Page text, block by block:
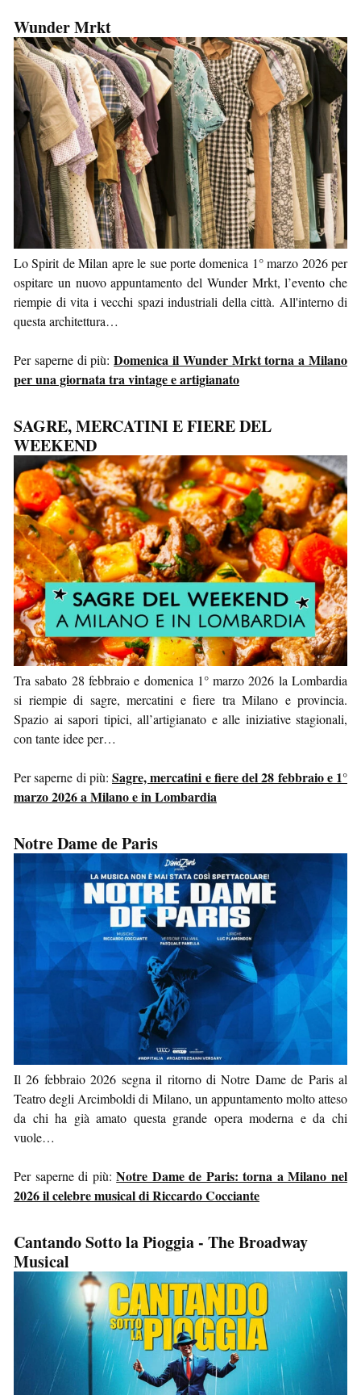
Wunder Mrkt
Lo Spirit de Milan apre le sue porte domenica 1° marzo 2026 per
ospitare un nuovo appuntamento del Wunder Mrkt, l’evento che
riempie di vita i vecchi spazi industriali della città. All'interno di
questa architettura…
Per saperne di più:Domenica il Wunder Mrkt torna a Milano
per una giornata tra vintage e artigianato
SAGRE, MERCATINI E FIERE DEL
WEEKEND
Tra sabato 28 febbraio e domenica 1° marzo 2026 la Lombardia
si riempie di sagre, mercatini e fiere tra Milano e provincia.
Spazio ai sapori tipici, all’artigianato e alle iniziative stagionali,
con tante idee per…
Per saperne di più: Sagre, mercatini e fiere del 28 febbraio e 1°
marzo 2026 a Milano e in Lombardia
Notre Dame de Paris
Il 26 febbraio 2026 segna il ritorno di Notre Dame de Paris al
Teatro degli Arcimboldi di Milano, un appuntamento molto atteso
da chi ha già amato questa grande opera moderna e da chi
vuole…
Per saperne di più:Notre Dame de Paris: torna a Milano nel
2026 il celebre musical di Riccardo Cocciante
Cantando Sotto la Pioggia - The Broadway
Musical